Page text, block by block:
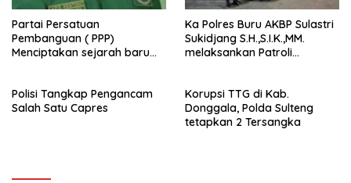
Partai Persatuan
Pembanguan ( PPP)
Menciptakan sejarah baru
Buru (Namlea).
Ka Polres Buru AKBP Sulastri
Sukidjang S.H.,S.I.K.,MM.
melaksankan Patroli
Polisi Tangkap Pengancam
Salah Satu Capres
Korupsi TTG di Kab.
Donggala, Polda Sulteng
tetapkan 2 Tersangka